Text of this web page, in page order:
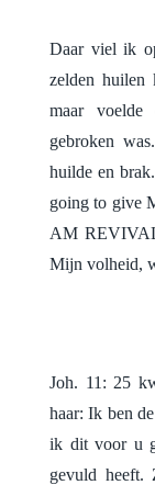
Daar viel ik
zelden
maar
gebroken
huilde en
going to give
AM
Mijn volheid,
Joh. 11: 25
haar: Ik ben
ik dit voor u
gevuld